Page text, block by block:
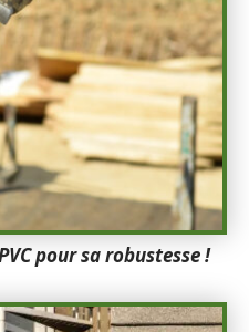
pour sa robustesse !